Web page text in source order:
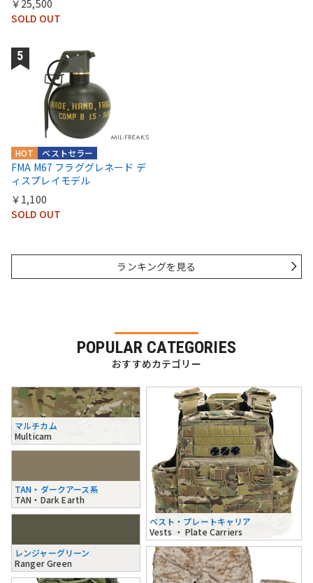
￥25,500
SOLD OUT
ベストセラー
HOT
FMA M67 フラググレネード デ
ィスプレイモデル
￥1,100
SOLD OUT
ランキングを見る
POPULAR CATEGORIES
おすすめカテゴリー
マルチカム
Multicam
TAN・ダークアース系
TAN・Dark Earth
レンジャーグリーン
Ranger Green
ベスト・プレートキャリア
Vests ・ Plate Carriers